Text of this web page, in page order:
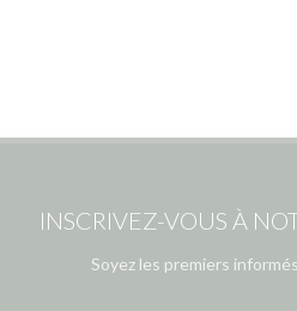
INSCRIVEZ-VOUS À
Soyez les premiers